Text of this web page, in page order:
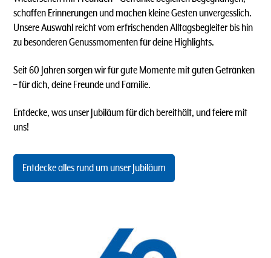
schaffen Erinnerungen und machen kleine Gesten unvergesslich.
Unsere Auswahl reicht vom erfrischenden Alltagsbegleiter bis hin
zu besonderen Genussmomenten für deine Highlights.
Seit 60 Jahren sorgen wir für gute Momente mit guten Getränken
– für dich, deine Freunde und Familie.
Entdecke, was unser Jubiläum für dich bereithält, und feiere mit
uns!
Entdecke alles rund um unser Jubiläum